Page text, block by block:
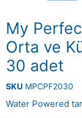
My
Orta ve
30 adet
SKU MPCPF2030
Water Powered